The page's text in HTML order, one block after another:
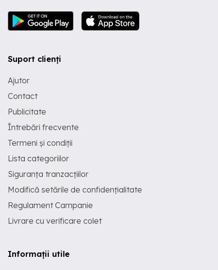
Suport clienți
Ajutor
Contact
Publicitate
Întrebări frecvente
Termeni și condiții
Lista categoriilor
Siguranța tranzacțiilor
Modifică setările de confidențialitate
Regulament Campanie
Livrare cu verificare colet
Informații utile